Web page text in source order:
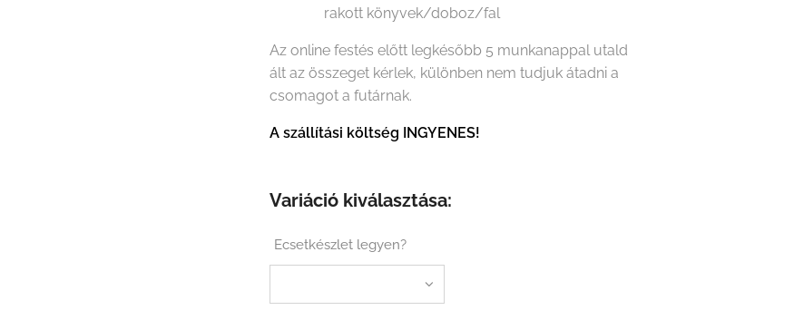
rakott könyvek/doboz/fal
Az online festés előtt legkésőbb 5 munkanappal utald
ált az összeget kérlek, különben nem tudjuk átadni a
csomagot a futárnak.
A szállítási költség INGYENES!
Variáció kiválasztása:
Ecsetkészlet legyen?